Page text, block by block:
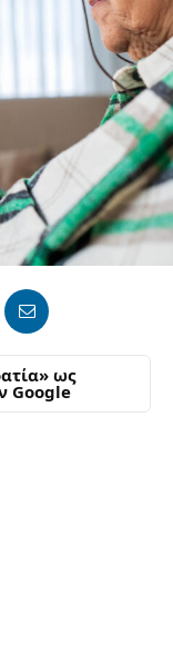
ως
Google